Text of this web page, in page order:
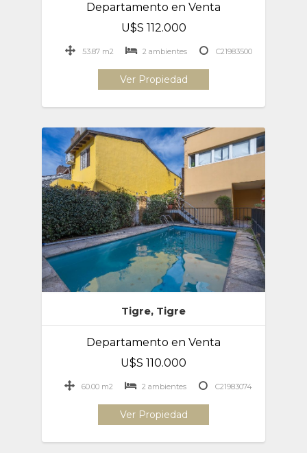
Departamento en Venta
U$S 112.000
53.87 m2 2 ambientes C21983500
Ver Propiedad
Tigre, Tigre
Departamento en Venta
U$S 110.000
60.00 m2 2 ambientes C21983074
Ver Propiedad